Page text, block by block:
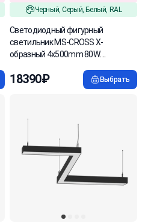
Черный, Серый, Белый, RAL
Светодиодный фигурный
светильник MS-CROSS X-
образный 4х500mm 80W
18390₽ Выбрать